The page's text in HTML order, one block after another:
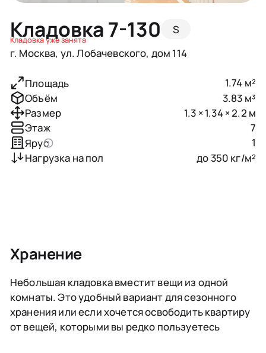
Кладовка 7-130 S
Кладовка уже занята
г. Москва, ул. Лобачевского, дом 114
Площадь
1.74 м²
Объём
3.83 м³
Размер
1.3 × 1.34 × 2.2 м
Этаж
7
Ярус
1
Нагрузка на пол
до 350 кг/м²
Хранение
Небольшая кладовка вместит вещи из одной
комнаты. Это удобный вариант для сезонного
хранения или если хочется освободить квартиру
от вещей, которыми вы редко пользуетесь